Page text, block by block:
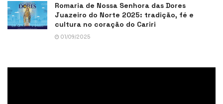
Romaria de Nossa Senhora das Dores
Juazeiro do Norte 2025: tradição, fé e
cultura no coração do Cariri
01/09/2025